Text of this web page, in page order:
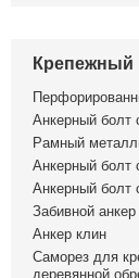
Крепежный
Анкерный болт
Рамный
Анкерный болт
Анкерный болт
Забивной анкер
Анкер клин
Саморез для
деревянной